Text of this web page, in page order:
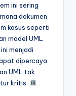
ini sering
dokumen
kasus seperti
model UML
menjadi
dipercaya
UML tak
kritis.